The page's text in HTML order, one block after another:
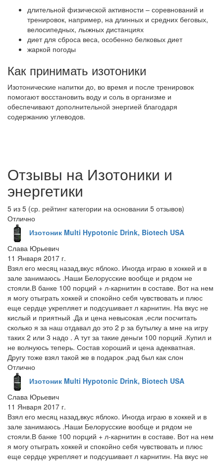
длительной физической активности – соревнований и
тренировок, например, на длинных и средних беговых,
велосипедных, лыжных дистанциях
диет для сброса веса, особенно белковых диет
жаркой погоды
Как принимать изотоники
Изотонические напитки до, во время и после тренировок
помогают восстановить воду и соль в организме и
обеспечивают дополнительной энергией благодаря
содержанию углеводов.
Отзывы на Изотоники и
энергетики
5 из 5 (ср. рейтинг категории на основании 5 отзывов)
Отлично
Изотоник Multi Hypotonic Drink, Biotech USA
Слава Юрьевич
11 Января 2017 г.
Взял его месяц назад,вкус яблоко. Иногда играю в хоккей и в
зале занимаюсь .Наши Белорусские вообще и рядом не
стояли.В банке 100 порций + л-карнитин в составе. Вот на нем
я могу отыграть хоккей и спокойно себя чувствовать и плюс
еще сердце укрепляет и подсушивает л карнитин. На вкус не
кислый и приятный .Да и цена невысокая ,если посчитать
сколько я за наш отдавал до это 2 р за бутылку а мне на игру
таких 2 или 3 надо . А тут за такие деньги 100 порций .Купил и
не волнуюсь теперь. Состав хороший и цена адекватная.
Другу тоже взял такой же в подарок ,рад был как слон
Отлично
Изотоник Multi Hypotonic Drink, Biotech USA
Слава Юрьевич
11 Января 2017 г.
Взял его месяц назад,вкус яблоко. Иногда играю в хоккей и в
зале занимаюсь .Наши Белорусские вообще и рядом не
стояли.В банке 100 порций + л-карнитин в составе. Вот на нем
я могу отыграть хоккей и спокойно себя чувствовать и плюс
еще сердце укрепляет и подсушивает л карнитин. На вкус не